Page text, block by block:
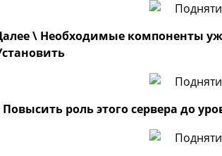
\ Необходимые компоненты
Повысить роль этого сервера до